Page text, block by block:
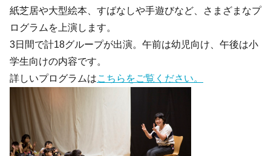
紙芝居や大型絵本、すばなしや手遊びなど、さまざまなプ
ログラムを上演します。
3日間で計18グループが出演。午前は幼児向け、午後は小
学生向けの内容です。
詳しいプログラムはこちらをご覧ください。